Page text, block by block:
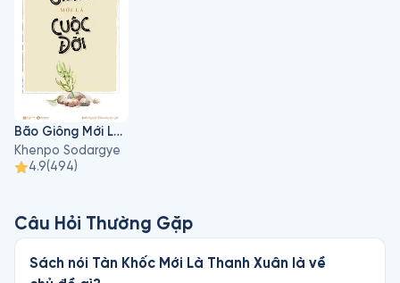
chuyện tại các trường đại học ở châu Á cũng như phương Tây.
Bão Giông Mới Là Cuộc Đời
Khenpo Sodargye
4.9(494)
Câu Hỏi Thường Gặp
Sách nói Tàn Khốc Mới Là Thanh Xuân là về